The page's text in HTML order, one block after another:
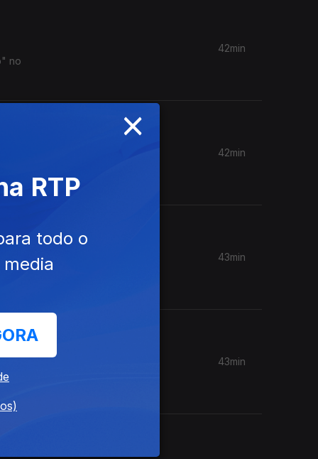
no
42min
42min
43min
43min
×
RTP
todo o